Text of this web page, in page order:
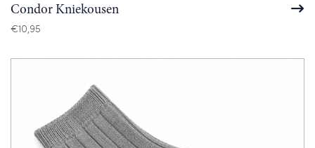
Condor Kniekousen
€10,95